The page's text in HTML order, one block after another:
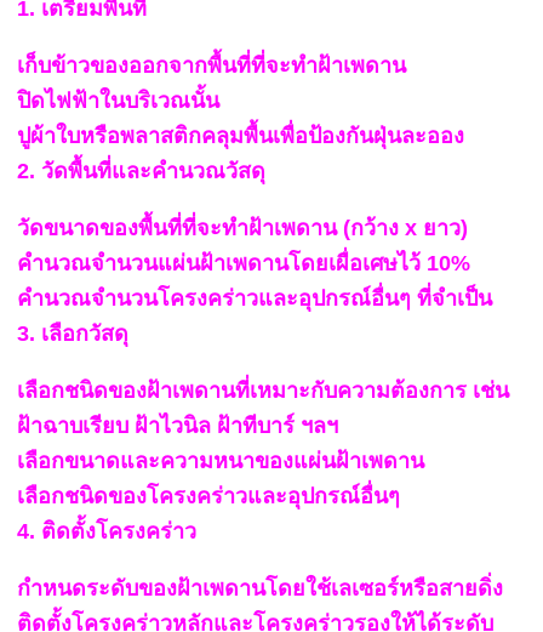
1. เตรียมพื้นที่
เก็บข้าวของออกจากพื้นที่ที่จะทำฝ้าเพดาน
ปิดไฟฟ้าในบริเวณนั้น
ปูผ้าใบหรือพลาสติกคลุมพื้นเพื่อป้องกันฝุ่นละออง
2. วัดพื้นที่และคำนวณวัสดุ
วัดขนาดของพื้นที่ที่จะทำฝ้าเพดาน (กว้าง x ยาว)
คำนวณจำนวนแผ่นฝ้าเพดานโดยเผื่อเศษไว้ 10%
คำนวณจำนวนโครงคร่าวและอุปกรณ์อื่นๆ ที่จำเป็น
3. เลือกวัสดุ
เลือกชนิดของฝ้าเพดานที่เหมาะกับความต้องการ เช่น
ฝ้าฉาบเรียบ ฝ้าไวนิล ฝ้าทีบาร์ ฯลฯ
เลือกขนาดและความหนาของแผ่นฝ้าเพดาน
เลือกชนิดของโครงคร่าวและอุปกรณ์อื่นๆ
4. ติดตั้งโครงคร่าว
กำหนดระดับของฝ้าเพดานโดยใช้เลเซอร์หรือสายดิ่ง
ติดตั้งโครงคร่าวหลักและโครงคร่าวรองให้ได้ระดับ